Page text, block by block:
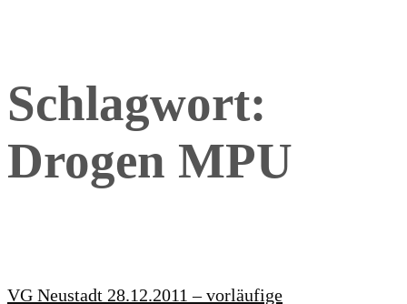
Schlagwort:
Drogen MPU
VG Neustadt 28.12.2011 – vorläufige